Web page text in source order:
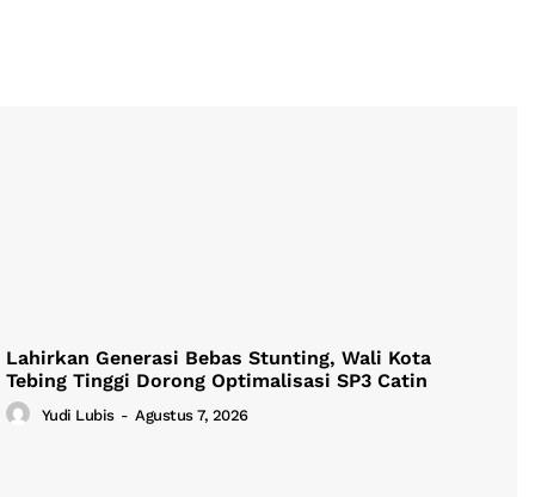
Lahirkan Generasi Bebas Stunting, Wali Kota
Tebing Tinggi Dorong Optimalisasi SP3 Catin
Yudi Lubis - Agustus 7, 2026